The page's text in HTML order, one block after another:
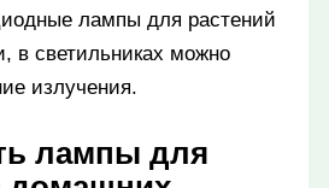
лампы для растений
в светильниках можно
излучения.
лампы для